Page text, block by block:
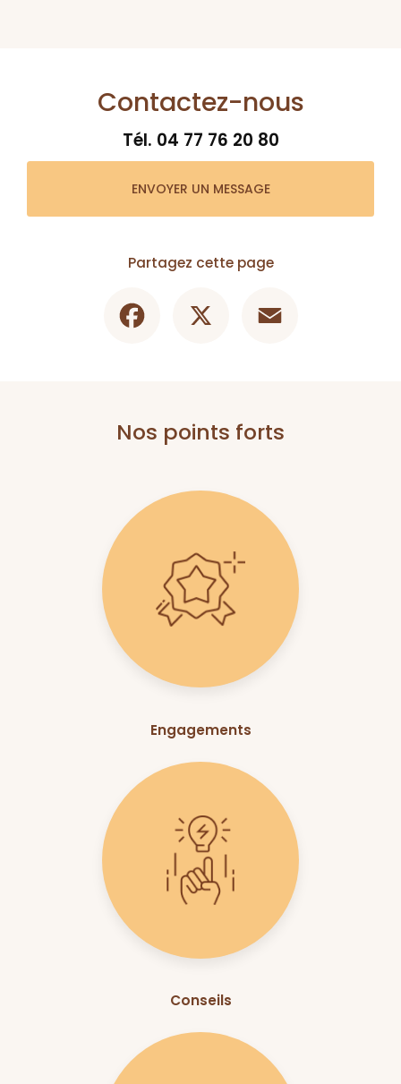
Contactez-nous
Tél. 04 77 76 20 80
ENVOYER UN MESSAGE
Partagez cette page
Nos points forts
Engagements
Conseils